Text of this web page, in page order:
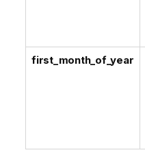
first_month_of_year